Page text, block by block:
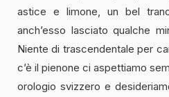
astice e limone, un bel
anch’esso lasciato qualche
Niente di trascendentale per
c’è il pienone ci aspettiamo
orologio svizzero e